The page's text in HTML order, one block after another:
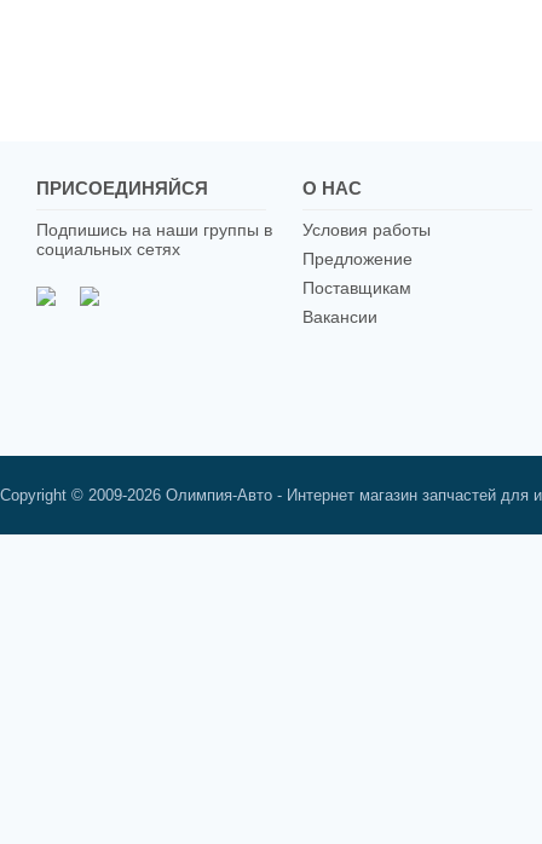
ПРИСОЕДИНЯЙСЯ
Подпишись на наши группы в
социальных сетях
О НАС
Условия работы
Предложение
Поставщикам
Вакансии
Copyright © 2009-2026 Олимпия-Авто - Интернет магазин запчастей для